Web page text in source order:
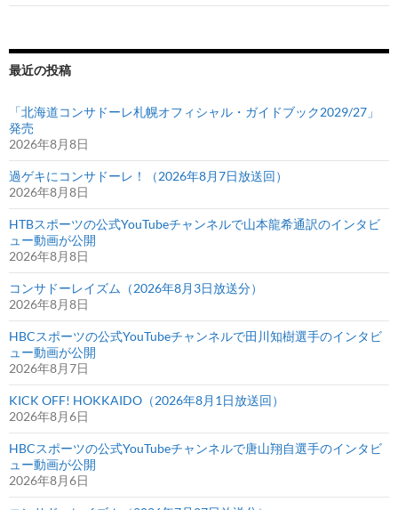
最近の投稿
「北海道コンサドーレ札幌オフィシャル・ガイドブック2029/27」
発売
2026年8月8日
過ゲキにコンサドーレ！（2026年8月7日放送回）
2026年8月8日
HTBスポーツの公式YouTubeチャンネルで山本龍希通訳のインタビ
ュー動画が公開
2026年8月8日
コンサドーレイズム（2026年8月3日放送分）
2026年8月8日
HBCスポーツの公式YouTubeチャンネルで田川知樹選手のインタビ
ュー動画が公開
2026年8月7日
KICK OFF! HOKKAIDO（2026年8月1日放送回）
2026年8月6日
HBCスポーツの公式YouTubeチャンネルで唐山翔自選手のインタビ
ュー動画が公開
2026年8月6日